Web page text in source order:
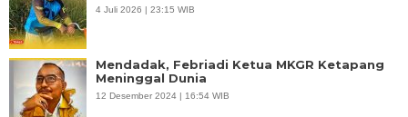
4 Juli 2026 | 23:15 WIB
Mendadak, Febriadi Ketua MKGR Ketapang
Meninggal Dunia
12 Desember 2024 | 16:54 WIB